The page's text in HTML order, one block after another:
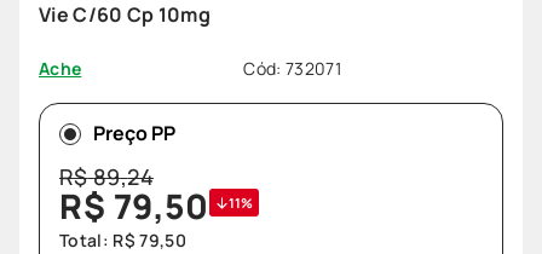
Vie C/60 Cp 10mg
Ache Cód: 732071
Preço PP
R$89,24
R$ 79,50 11%
Total: R$ 79,50